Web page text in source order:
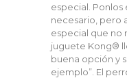
especial. Ponlos
necesario, pero
especial que no
juguete Kong®
buena opción y
ejemplo”. El